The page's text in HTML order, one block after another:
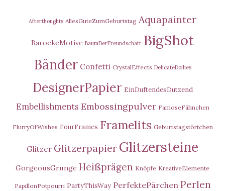
Afterthoughts AllesGuteZumGeburtstag Aquapainter
BarockeMotive BaumDerFreundschaft BigShot
Bänder Confetti CrystalEffects DelicateDoilies
DesignerPapier EinDuftendesDutzend
Embellishments Embossingpulver FamoseFähnchen
FlurryOfWishes FourFrames Framelits Geburtstagstörtchen
Glitzer Glitzerpapier Glitzersteine
GorgeousGrunge Heißprägen Knöpfe KreativeElemente
PapillonPotpourri PartyThisWay PerfektePärchen Perlen